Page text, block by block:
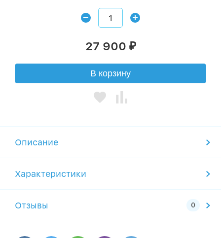
27 900 ₽
В корзину
Описание
Характеристики
Отзывы